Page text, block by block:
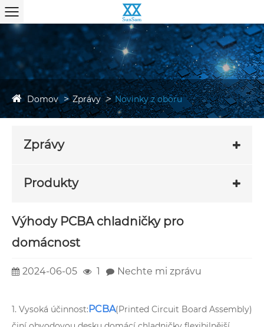
Domov Zprávy Novinky z oboru
Zprávy
Produkty
Výhody PCBA chladničky pro
domácnost
2024-06-05 1 Nechte mi zprávu
1. Vysoká účinnost:PCBA(Printed Circuit Board Assembly)